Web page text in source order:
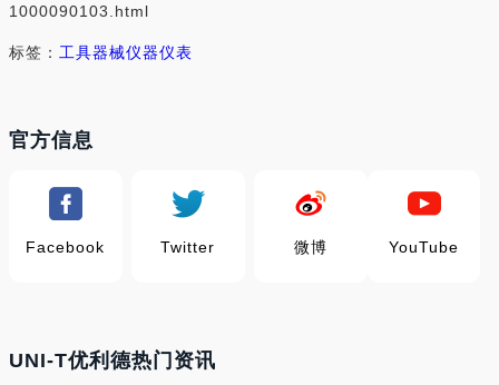
1000090103.html
标签： 工具器械仪器仪表
官方信息
Facebook Twitter 微博 YouTube
UNI-T优利德热门资讯